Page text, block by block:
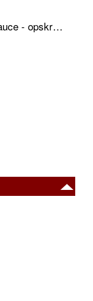
Andesteg med æbler, svesker og sauce - opskrift også til jul